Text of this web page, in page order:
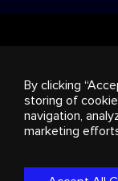
consumo
© 2018-2025
reservados.
logotipos
Group no
By clicking
storing of
navigation,
marketing